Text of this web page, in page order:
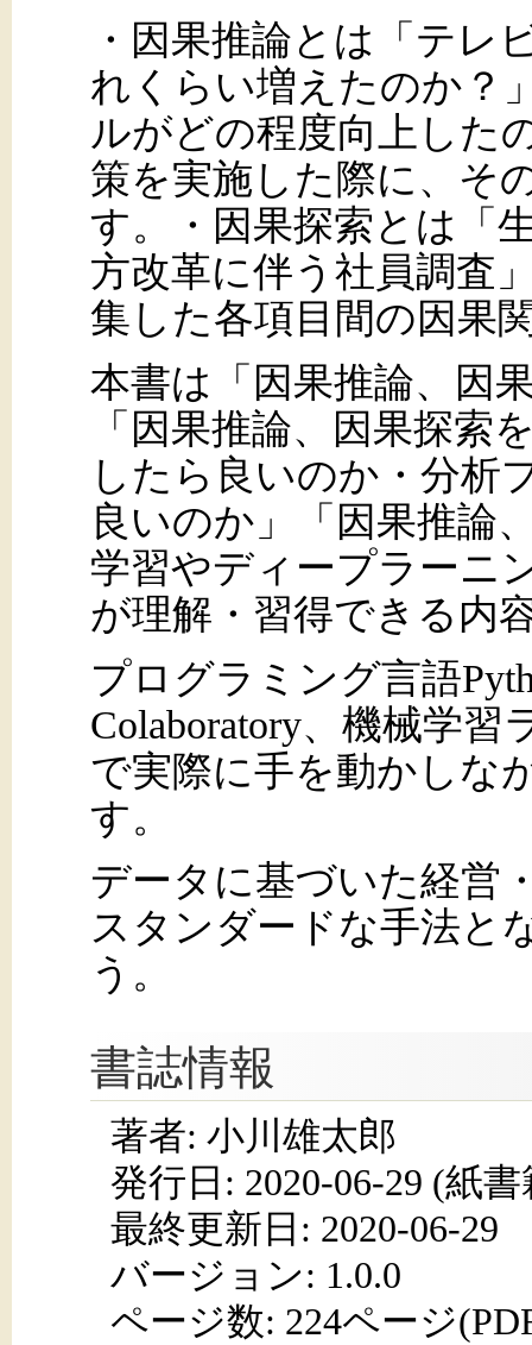
・因果推論とは「テレ
れくらい増えたのか？
ルがどの程度向上した
策を実施した際に、そ
す。・因果探索とは「
方改革に伴う社員調査
集した各項目間の因果
本書は「因果推論、因
「因果推論、因果探索
したら良いのか・分析
良いのか」「因果推論
学習やディープラーニ
が理解・習得できる内
プログラミング言語
Colaboratory、機械学習
で実際に手を動かしな
す。
データに基づいた経営
スタンダードな手法と
う。
書誌情報
著者: 小川雄太郎
発行日: 2020-06-29 (紙書
最終更新日: 2020-06-29
バージョン: 1.0.0
ページ数: 224ページ